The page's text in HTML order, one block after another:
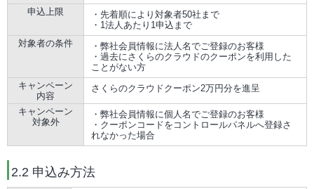
申込上限
・先着順により対象者50社まで
・1法人あたり1申込まで
対象者の条件
・弊社会員情報に法人名でご登録のお客様
・過去にさくらのクラウドのクーポンを利用した
ことがない方
キャンペーン
内容
さくらのクラウドクーポン2万円分を進呈
キャンペーン
対象外
・弊社会員情報に個人名でご登録のお客様
・クーポンコードをコントロールパネルへ登録さ
れなかった場合
2.2 申込み方法